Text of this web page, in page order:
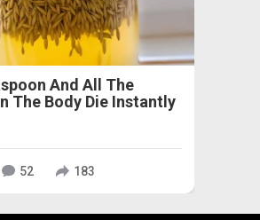
And All The
The Body Die Instantly
52 183